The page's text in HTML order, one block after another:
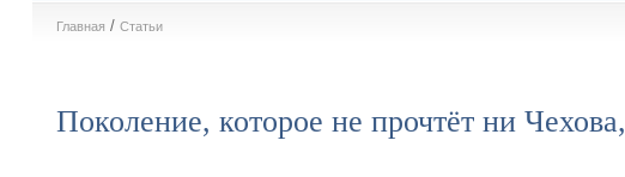
Главная / Статьи
Поколение, которое не прочтёт ни